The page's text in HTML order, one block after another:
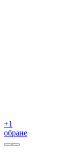
+1
обране